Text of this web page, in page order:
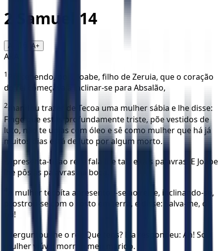
2 Samuel 14
A- A+
ARA
1
Percebendo, pois, Joabe, filho de Zeruia, que o coração
do rei começava a inclinar-se para Absalão,
2mandou trazer de Tecoa uma mulher sábia e lhe disse:
Finge que estás profundamente triste, põe vestidos de
luto, não te unjas com óleo e sê como mulher que há já
muitos dias está de luto por algum morto.
Apresenta-te ao rei e fala-lhe tais e tais palavras. E Joabe
lhe pôs as palavras na boca.
A mulher tecoíta apresentou-se ao rei, e, inclinando-se,
prostrou-se com o rosto em terra, e disse: Salva-me, ó
rei!
Perguntou-lhe o rei: Que tens? Ela respondeu: Ah! Sou
mulher viúva; morreu meu marido.